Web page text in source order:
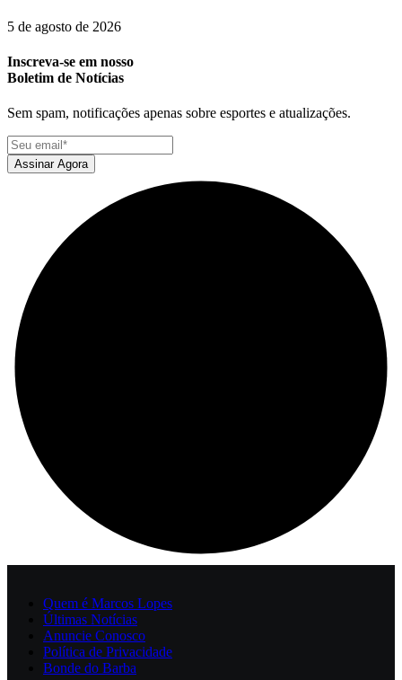
5 de agosto de 2026
Inscreva-se em nosso
Boletim de Notícias
Sem spam, notificações apenas sobre esportes e atualizações.
Assinar Agora
Quem é Marcos Lopes
Últimas Notícias
Anuncie Conosco
Política de Privacidade
Bonde do Barba